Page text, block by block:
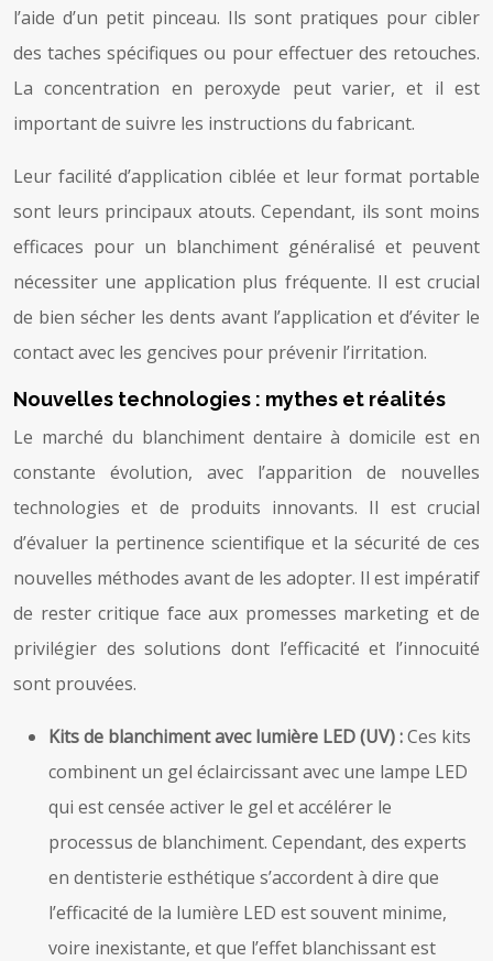
l’aide d’un petit pinceau. Ils sont pratiques pour cibler
des taches spécifiques ou pour effectuer des retouches.
La concentration en peroxyde peut varier, et il est
important de suivre les instructions du fabricant.
Leur facilité d’application ciblée et leur format portable
sont leurs principaux atouts. Cependant, ils sont moins
efficaces pour un blanchiment généralisé et peuvent
nécessiter une application plus fréquente. Il est crucial
de bien sécher les dents avant l’application et d’éviter le
contact avec les gencives pour prévenir l’irritation.
Nouvelles technologies : mythes et réalités
Le marché du blanchiment dentaire à domicile est en
constante évolution, avec l’apparition de nouvelles
technologies et de produits innovants. Il est crucial
d’évaluer la pertinence scientifique et la sécurité de ces
nouvelles méthodes avant de les adopter. Il est impératif
de rester critique face aux promesses marketing et de
privilégier des solutions dont l’efficacité et l’innocuité
sont prouvées.
Kits de blanchiment avec lumière LED (UV) :Ces kits
combinent un gel éclaircissant avec une lampe LED
qui est censée activer le gel et accélérer le
processus de blanchiment. Cependant, des experts
en dentisterie esthétique s’accordent à dire que
l’efficacité de la lumière LED est souvent minime,
voire inexistante, et que l’effet blanchissant est